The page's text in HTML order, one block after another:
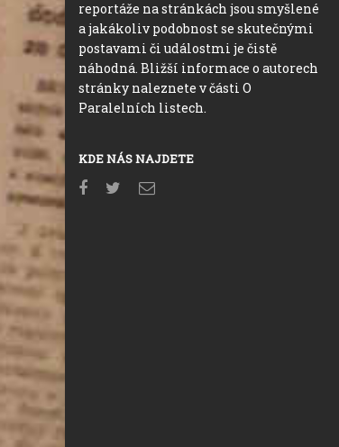
reportáže na stránkách jsou smyšlené
a jakákoliv podobnost se skutečnými
postavami či událostmi je čistě
náhodná. Bližší informace o autorech
stránky naleznete v části O
Paralelních listech.
KDE NÁS NAJDETE